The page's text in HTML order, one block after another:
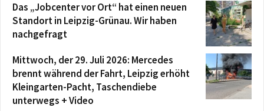
Das „Jobcenter vor Ort“ hat einen neuen
Standort in Leipzig-Grünau. Wir haben
nachgefragt
Mittwoch, der 29. Juli 2026: Mercedes
brennt während der Fahrt, Leipzig erhöht
Kleingarten-Pacht, Taschendiebe
unterwegs + Video